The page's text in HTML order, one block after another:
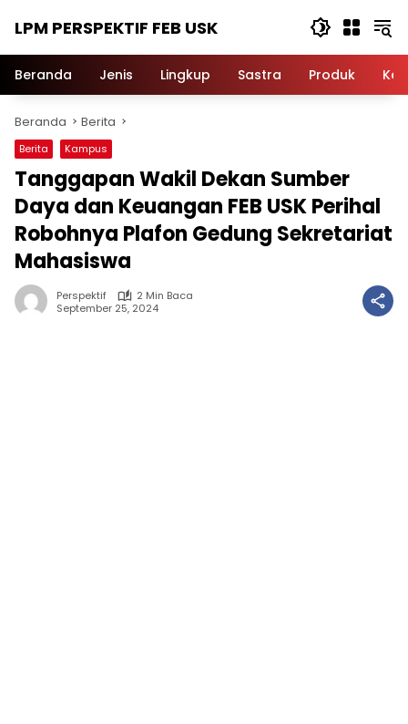
LPM PERSPEKTIF FEB USK
Beranda Jenis Lingkup Sastra Produk
Beranda Berita
Berita Kampus
Tanggapan Wakil Dekan Sumber
Daya dan Keuangan FEB USK Perihal
Robohnya Plafon Gedung Sekretariat
Mahasiswa
Perspektif
2 Min Baca
September 25, 2024